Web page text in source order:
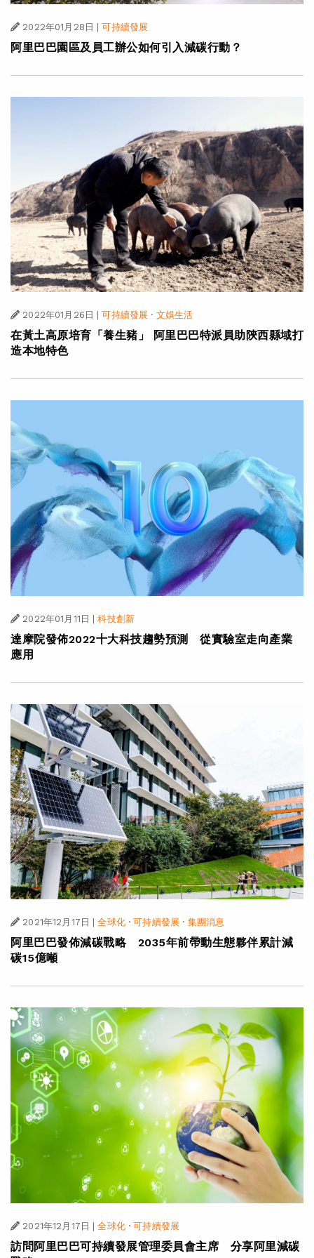
2022年01月28日 可持續發展
阿里巴巴園區及員工辦公如何引入減碳行動？
2022年01月26日 可持續發展 · 文娛生活
在黃土高原培育「養生豬」 阿里巴巴特派員助陝西縣域打
造本地特色
2022年01月11日 | 科技創新
達摩院發佈2022十大科技趨勢預測 從實驗室走向產業
應用
2021年12月17日 全球化·可持續發展 · 集團消息
阿里巴巴發佈減碳戰略 2035年前帶動生態夥伴累計減
碳15億噸
2021年12月17日 全球化·可持續發展
訪問阿里巴巴可持續發展管理委員會主席 分享阿里減碳